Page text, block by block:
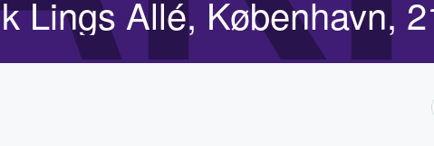
Lings Allé, København,